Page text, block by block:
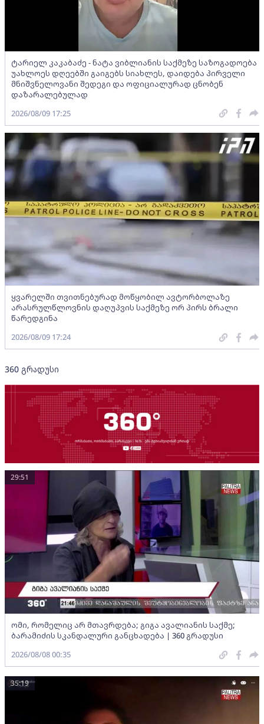
ტარიელ კაკაბაძე - ნატა ვიბლიანის საქმეზე საზოგადოება
უახლოეს დღეებში გაიგებს სიახლეს, დაიდება პირველი
მნიშვნელოვანი შედეგი და ოფიციალურად ცნობენ
დაზარალებულად
2026/08/09 17:25
ყვარელში თვითნებურად მოწყობილ ავტორბოლაზე
არასრულწლოვნის დაღუპვის საქმეზე ორ პირს ბრალი
წარედგინა
2026/08/09 17:24
360 გრადუსი
ომი, რომელიც არ მთავრდება; გიგა ავალიანის საქმე;
ბარამიძის სკანდალური განცხადება | 360 გრადუსი
29:51
2026/08/08 00:35
35:19